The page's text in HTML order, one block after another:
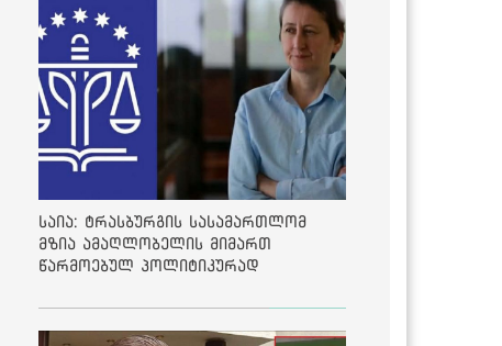
საია: ტრასბურგის სასამართლომ
მზია ამაღლობელის მიმართ
წარმოებულ პოლიტიკურად
მეოთხე საჩივარი დაარეგისტრირა